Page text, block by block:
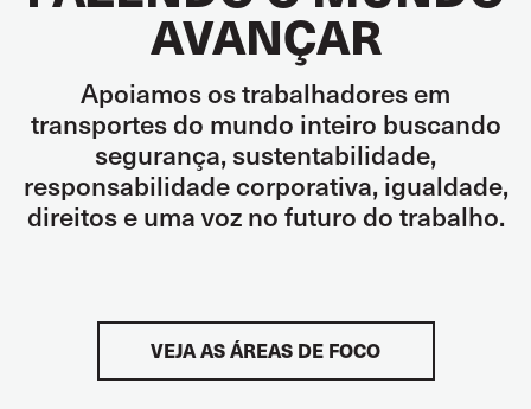
AVANÇAR
Apoiamos os trabalhadores em
transportes do mundo inteiro buscando
segurança, sustentabilidade,
responsabilidade corporativa, igualdade,
direitos e uma voz no futuro do trabalho.
VEJA AS ÁREAS DE FOCO